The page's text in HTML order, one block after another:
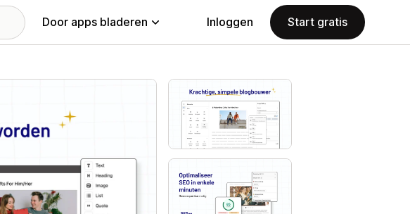
Door apps bladeren Inloggen Start gratis